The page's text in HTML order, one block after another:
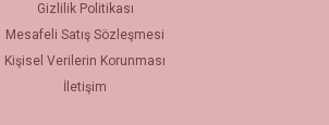
Gizlilik Politikası
Mesafeli Satış Sözleşmesi
Kişisel Verilerin Korunması
İletişim